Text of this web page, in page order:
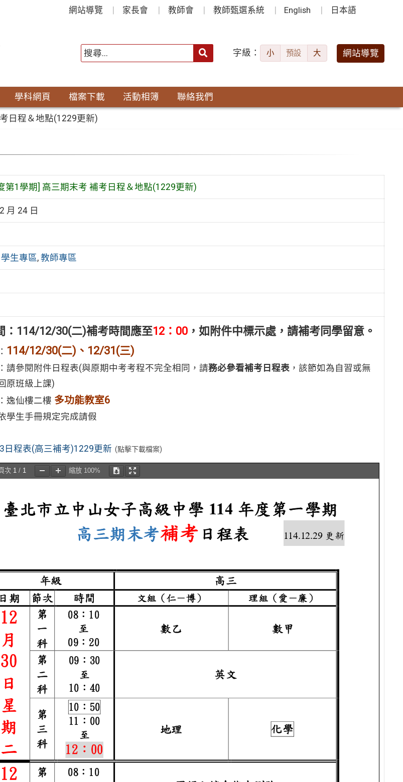
網站導覽 家長會 教師會 教師甄選系統 English 日本語
字級： 小 預設 大 網站導覽
學科網頁 檔案下載 活動相簿 聯絡我們
日程＆地點(1229更新)
第1學期] 高三期末考 補考日程＆地點(1229更新)
月 24 日
學生專區, 教師專區
：114/12/30(二)補考時間應至12：00，如附件中標示處，請補考同學留意。
： 114/12/30(二)、12/31(三)
：請參閱附件日程表(與原期中考考程不完全相同，請務必參看補考日程表，該節如為自習或無
原班級上課)
逸仙樓二樓 多功能教室6
學生手冊規定完成請假
日程表(高三補考)1229更新 (點擊下載檔案)
次 1/ 1 縮放 100%